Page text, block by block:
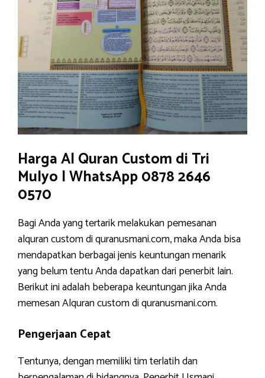
Harga Al Quran Custom di Tri
Mulyo | WhatsApp 0878 2646
0570
Bagi Anda yang tertarik melakukan pemesanan
alquran custom di quranusmani.com, maka Anda bisa
mendapatkan berbagai jenis keuntungan menarik
yang belum tentu Anda dapatkan dari penerbit lain.
Berikut ini adalah beberapa keuntungan jika Anda
memesan Alquran custom di quranusmani.com.
Pengerjaan Cepat
Tentunya, dengan memiliki tim terlatih dan